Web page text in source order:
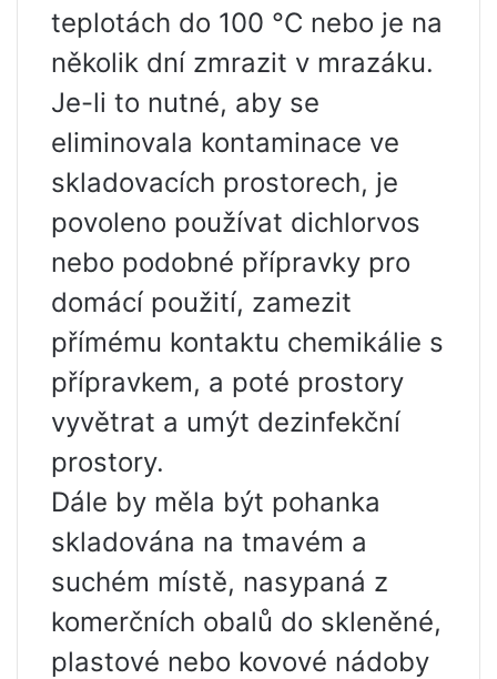
teplotách do 100 °C nebo je na
několik dní zmrazit v mrazáku.
Je-li to nutné, aby se
eliminovala kontaminace ve
skladovacích prostorech, je
povoleno používat dichlorvos
nebo podobné přípravky pro
domácí použití, zamezit
přímému kontaktu chemikálie s
přípravkem, a poté prostory
vyvětrat a umýt dezinfekční
prostory.
Dále by měla být pohanka
skladována na tmavém a
suchém místě, nasypaná z
komerčních obalů do skleněné,
plastové nebo kovové nádoby